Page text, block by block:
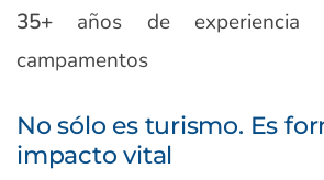
35+ años de experiencia
campamentos
No sólo es turismo. Es
impacto vital